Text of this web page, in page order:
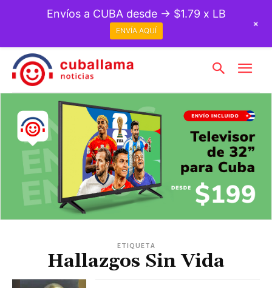
ETIQUETA
Hallazgos Sin Vida
Envíos a CUBA desde → $1.79 x LB
ENVÍA AQUÍ
+